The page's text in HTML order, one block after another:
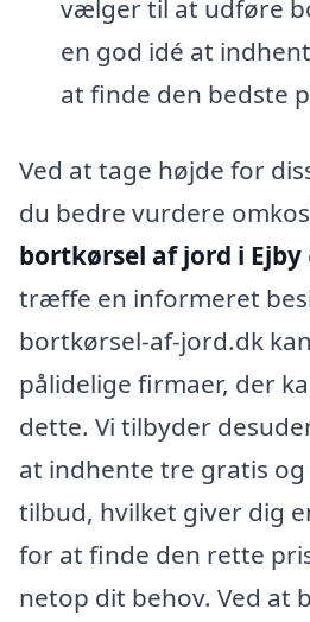
vælger til at udføre
en god idé at
at finde den bedste
Ved at tage højde for
du bedre vurdere
bortkørsel af jord i Ejby
træffe en informeret
bortkørsel-af-jord.dk
pålidelige firmaer, der
dette. Vi tilbyder
at indhente tre gratis
tilbud, hvilket giver dig
for at finde den rette
netop dit behov. Ved at